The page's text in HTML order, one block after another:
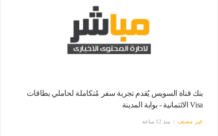
بنك قناة السويس يُقدم تجربة سفر مُتكاملة لحاملي بطاقات
Visa الائتمانية - بوابة المدينة
غير مصنف منذ 12 ساعة